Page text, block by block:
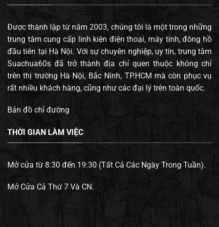
Được thành lập từ năm 2003, chúng tôi là một trong những
trung tâm cung cấp linh kiện điện thoại, máy tính, đông hồ
đầu tiên tại Hà Nội. Với sự chuyên nghiệp, uy tín, trung tâm
Suachua60s đã trở thành địa chỉ quen thuộc không chỉ
trên thị trường Hà Nội, Bắc Ninh, TP.HCM mà còn phục vụ
rất nhiều khách hàng, cũng như các đại lý trên toàn quốc.
Bản đồ chỉ đường
THỜI GIAN LÀM VIỆC
Mở cửa từ 8:30 đến 19:30 (Tất Cả Các Ngày Trong Tuần).
Mở Cửa Cả Thứ 7 Và CN.